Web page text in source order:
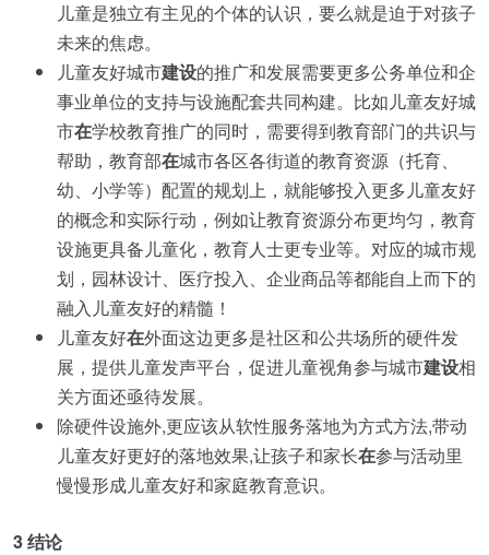
儿童是独立有主见的个体的认识，要么就是迫于对孩子
未来的焦虑。
儿童友好城市建设的推广和发展需要更多公务单位和企
事业单位的支持与设施配套共同构建。比如儿童友好城
市在学校教育推广的同时，需要得到教育部门的共识与
帮助，教育部在城市各区各街道的教育资源（托育、
幼、小学等）配置的规划上，就能够投入更多儿童友好
的概念和实际行动，例如让教育资源分布更均匀，教育
设施更具备儿童化，教育人士更专业等。对应的城市规
划，园林设计、医疗投入、企业商品等都能自上而下的
融入儿童友好的精髓！
儿童友好在外面这边更多是社区和公共场所的硬件发
展，提供儿童发声平台，促进儿童视角参与城市建设相
关方面还亟待发展。
除硬件设施外,更应该从软性服务落地为方式方法,带动
儿童友好更好的落地效果,让孩子和家长在参与活动里
慢慢形成儿童友好和家庭教育意识。
3 结论